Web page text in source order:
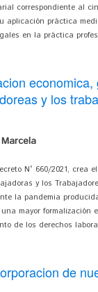
correspondiente al
aplicación práctica
en la práctica
y los
N° 660/2021, crea
y los
la pandemia
mayor
de los derechos
de